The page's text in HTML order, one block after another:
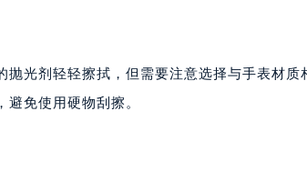
抛光剂轻轻擦拭，但需要注意选择与手表材
免使用硬物刮擦。